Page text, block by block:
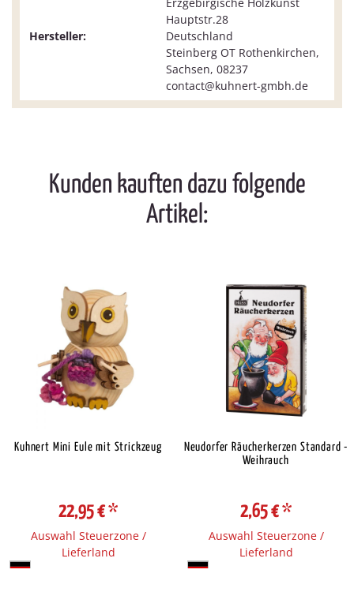
Hersteller:
Hauptstr.28
Deutschland
Steinberg OT Rothenkirchen,
Sachsen, 08237
contact@kuhnert-gmbh.de
Kunden kauften dazu folgende
Artikel:
Kuhnert Mini Eule mit Strickzeug
22,95 €*
Auswahl Steuerzone /
Lieferland
Neudorfer Räucherkerzen Standard -
Weihrauch
2,65 €*
Auswahl Steuerzone /
Lieferland